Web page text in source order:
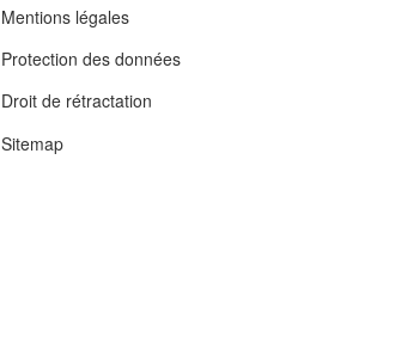
Mentions légales
Protection des données
Droit de rétractation
Sitemap